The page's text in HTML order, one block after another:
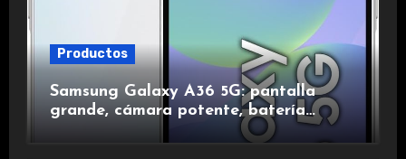
Productos
Samsung Galaxy A36 5G: pantalla
grande, cámara potente, batería
duradera y carga rápida para una
experiencia premium.